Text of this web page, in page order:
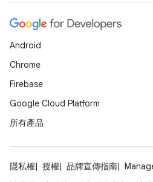
Android
Chrome
Firebase
Google Cloud Platform
所有產品
隱私權 授權 品牌宣傳指南